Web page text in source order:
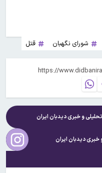
شورای نگهبان قتل
تحلیلی و خبریدیدبان ایران
خبریدیدبان ایران